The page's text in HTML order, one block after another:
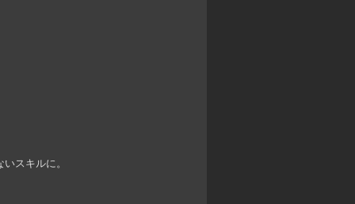
スキルに。